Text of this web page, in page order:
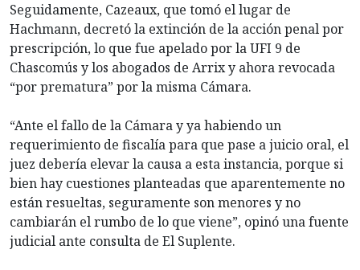
Seguidamente, Cazeaux, que tomó el lugar de
Hachmann, decretó la extinción de la acción penal por
prescripción, lo que fue apelado por la UFI 9 de
Chascomús y los abogados de Arrix y ahora revocada
“por prematura” por la misma Cámara.
“Ante el fallo de la Cámara y ya habiendo un
requerimiento de fiscalía para que pase a juicio oral, el
juez debería elevar la causa a esta instancia, porque si
bien hay cuestiones planteadas que aparentemente no
están resueltas, seguramente son menores y no
cambiarán el rumbo de lo que viene”, opinó una fuente
judicial ante consulta de El Suplente.